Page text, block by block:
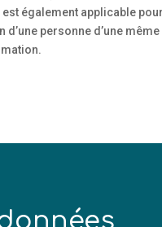
également applicable
d’une personne d’une même